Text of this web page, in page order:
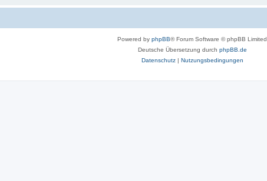
Powered by phpBB® Forum Software © phpBB Limited
Deutsche Übersetzung durch phpBB.de
Datenschutz| Nutzungsbedingungen